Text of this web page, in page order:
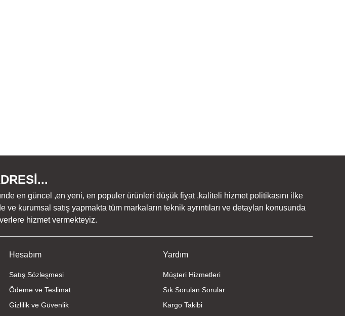
en güncel ,en yeni, en populer ürünleri düşük fiyat ,kaliteli hizmet politikasını ilke
kurumsal satış yapmakta tüm markaların teknik ayrıntıları ve detayları konusunda
hizmet vermekteyiz.
Hesabım
Satış Sözleşmesi
Ödeme ve Teslimat
Gizlilik ve Güvenlik
Yardım
Müşteri Hizmetleri
Sık Sorulan Sorular
Kargo Takibi